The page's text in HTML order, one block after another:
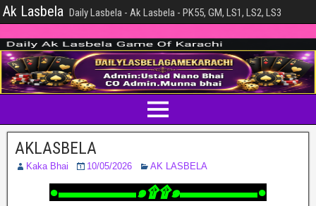
Ak Lasbela Daily Lasbela - Ak Lasbela - PK55, GM, LS1, LS2, LS3
AKLASBELA
Kaka Bhai 10/05/2026 AK LASBELA
‎●▬▬▬▬▬๑۩۩๑▬▬▬▬▬●